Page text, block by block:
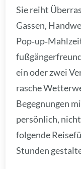
Sie reiht
Gassen,
ein oder zwei
rasche
Begegnungen
persönlich,
folgende
Stunden